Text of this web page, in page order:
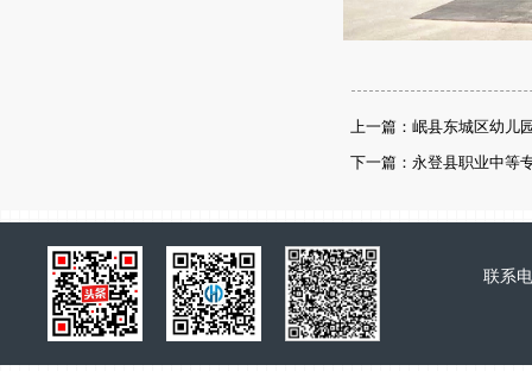
上一篇：岷县东城区幼儿
下一篇：永登县职业中等
联系